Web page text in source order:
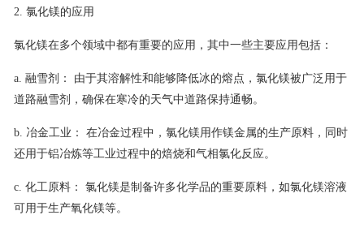
2. 氯化镁的应用
氯化镁在多个领域中都有重要的应用，其中一些主要应用包括：
a. 融雪剂： 由于其溶解性和能够降低冰的熔点，氯化镁被广泛用于
道路融雪剂，确保在寒冷的天气中道路保持通畅。
b. 冶金工业： 在冶金过程中，氯化镁用作镁金属的生产原料，同时
还用于铝冶炼等工业过程中的焙烧和气相氯化反应。
c. 化工原料： 氯化镁是制备许多化学品的重要原料，如氯化镁溶液
可用于生产氧化镁等。